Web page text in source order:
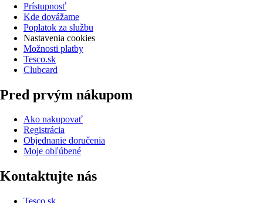
Prístupnosť
Kde dovážame
Poplatok za službu
Nastavenia cookies
Možnosti platby
Tesco.sk
Clubcard
Pred prvým nákupom
Ako nakupovať
Registrácia
Objednanie doručenia
Moje obľúbené
Kontaktujte nás